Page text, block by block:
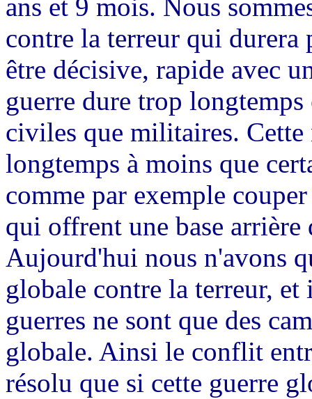
ans et 9 mois. Nous
contre la terreur qui
être décisive, rapide avec
guerre dure trop
civiles que militaires.
longtemps à moins que
comme par exemple
qui offrent une base arrière
Aujourd'hui nous n'avons
globale contre la terreur, et
guerres ne sont que des
globale. Ainsi le conflit
résolu que si cette guerre